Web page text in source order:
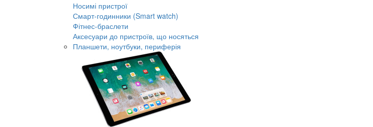
Носимі пристрої
Смарт-годинники (Smart watch)
Фітнес-браслети
Аксесуари до пристроїв, що носяться
Планшети, ноутбуки, периферія